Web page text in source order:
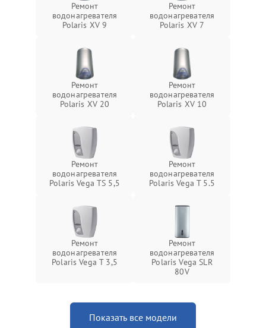
Ремонт
водонагревателя
Polaris XV 9
Ремонт
водонагревателя
Polaris XV 7
Ремонт
водонагревателя
Polaris XV 20
Ремонт
водонагревателя
Polaris XV 10
Ремонт
водонагревателя
Polaris Vega TS 5,5
Ремонт
водонагревателя
Polaris Vega T 5.5
Ремонт
водонагревателя
Polaris Vega T 3,5
Ремонт
водонагревателя
Polaris Vega SLR
80V
Показать все модели